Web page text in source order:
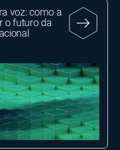
voz: como a
o futuro da